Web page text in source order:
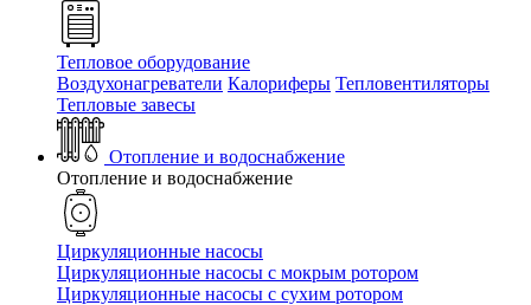
Тепловое оборудование
Воздухонагреватели Калориферы Тепловентиляторы
Тепловые завесы
Отопление и водоснабжение
Отопление и водоснабжение
Циркуляционные насосы
Циркуляционные насосы с мокрым ротором
Циркуляционные насосы с сухим ротором